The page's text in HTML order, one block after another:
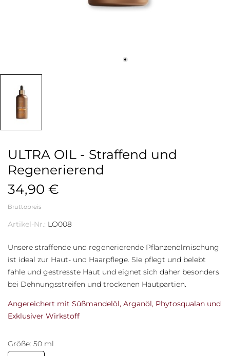
ULTRA OIL - Straffend und
Regenerierend
34,90 €
Bruttopreis
Artikel-Nr.: LO008
Unsere straffende und regenerierende Pflanzenölmischung
ist ideal zur Haut- und Haarpflege. Sie pflegt und belebt
fahle und gestresste Haut und eignet sich daher besonders
bei Dehnungsstreifen und trockenen Hautpartien.
Angereichert mit Süßmandelöl, Arganöl, Phytosqualan und
Exklusiver Wirkstoff
Größe: 50 ml